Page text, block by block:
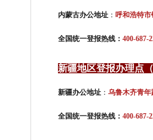
内蒙古办公地址 ： 呼和浩特市
全国统一登报热线： 400-687-
新疆地区登报办理点
新疆办公地址 ： 乌鲁木齐青年
全国统一登报热线： 400-687-